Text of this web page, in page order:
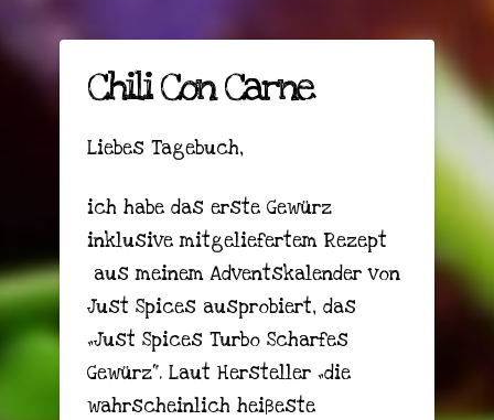
Chili Con Carne
Liebes Tagebuch,
ich habe das erste Gewürz
inklusive mitgeliefertem Rezept
aus meinem Adventskalender von
Just Spices ausprobiert, das
„Just Spices Turbo Scharfes
Gewürz“. Laut Hersteller „die
wahrscheinlich heißeste